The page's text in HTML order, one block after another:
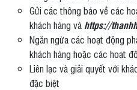
Gửi các thông báo về các
khách hàng và https://
Ngăn ngừa các hoạt động
khách hàng hoặc các hoạt
Liên lạc và giải quyết với
đặc biệt